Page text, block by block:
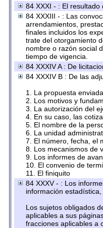
84 XXXI - : El
84 XXXIII - : Las
arrendamientos,
finales incluidos los
trate del otorgamiento
nombre o razón social
tiempo de vigencia.
84 XXXIV A : De
84 XXXIV B : De las
1. La propuesta
2. Los motivos y
3. La autorización del
4. En su caso, las
5. El nombre de la
6. La unidad
7. El número, fecha, el
8. Los mecanismos de
9. Los informes de
10. El convenio de
11. El finiquito
84 XXXV - : Los
información
Los sujetos obligados
aplicables a sus
fracciones aplicables a